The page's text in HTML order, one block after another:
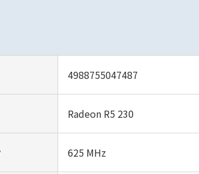
4988755047487
Radeon R5 230
625 MHz